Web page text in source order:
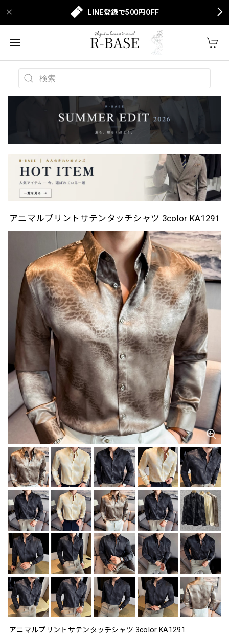
LINE登録で500円OFF
アニマルプリントサテンタッチシャツ 3color KA1291
アニマルプリントサテンタッチシャツ 3color KA1291